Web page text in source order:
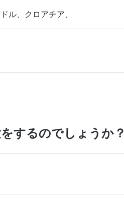
ル、クロアチア、
するのでしょうか？